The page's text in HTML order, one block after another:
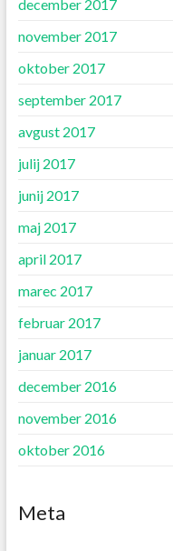
december 2017
november 2017
oktober 2017
september 2017
avgust 2017
julij 2017
junij 2017
maj 2017
april 2017
marec 2017
februar 2017
januar 2017
december 2016
november 2016
oktober 2016
Meta